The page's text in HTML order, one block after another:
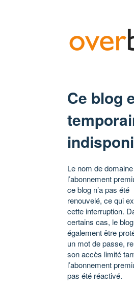
Ce blog
Le nom de
l’abonnement
ce blog n’a pas été
renouvelé, ce qui
cette interruption.
certains cas, le
également être
un mot de passe,
son accès limité
l’abonnement
pas été réactivé.